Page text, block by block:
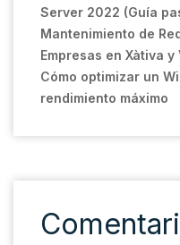
Server 2022 (Guía
Mantenimiento de
Empresas en Xàtiva y
Cómo optimizar un
rendimiento máximo